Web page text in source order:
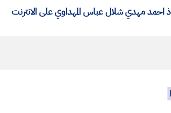
احمد مهدي شلال عباس المهداوي على الانترنت